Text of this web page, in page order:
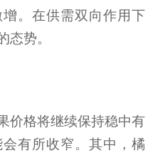
。在供需双向作用下
态势。
价格将继续保持稳中有
有所收窄。其中，橘